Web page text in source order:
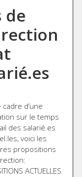
de
cadre d’une
sur le temps
des salarié.es
voici les
propositions
ACTUELLES